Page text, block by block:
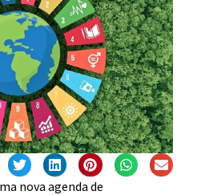
nova agenda de